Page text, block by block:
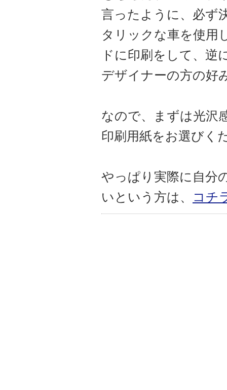
言ったように、必ず
タリックな車を使用
ドに印刷をして、逆
デザイナーの方の好
なので、まずは光沢
印刷用紙をお選びく
やっぱり実際に自分
いという方は、
コチ